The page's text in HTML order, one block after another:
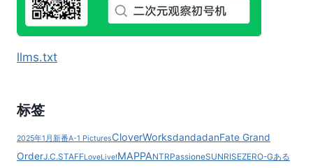
llms.txt
标签
2025年1月新番A-1 PicturesCloverWorksdandadanFate Grand
OrderJ.C.STAFFLoveLive!MAPPANTRPassioneSUNRISEZERO-Gある